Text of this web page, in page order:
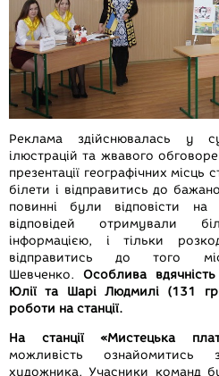
Реклама здійснювалась у
ілюстрацій та жвавого
презентації географічних
білети і відправитись до
повинні були відповісти на
відповідей отримували
інформацією, і тільки
відправитись до того
Шевченко.Особлива
Юлії та Шарі Людмилі (131
роботи на станції.
На станції «Мистецька
можливість ознайомитись
художника. Учасники команд